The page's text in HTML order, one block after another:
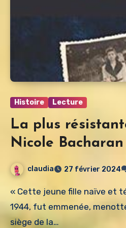
Histoire Lecture
La plus
Nicole Bacharan
claudia 27 février 2024
« Cette jeune fille naïve et
1944, fut emmenée,
siège de la…